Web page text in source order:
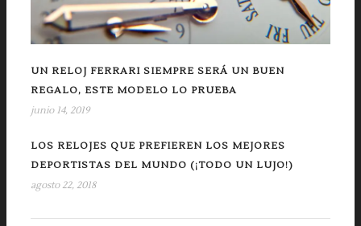
UN RELOJ FERRARI SIEMPRE SERÁ UN BUEN
REGALO, ESTE MODELO LO PRUEBA
junio 14, 2019
LOS RELOJES QUE PREFIEREN LOS MEJORES
DEPORTISTAS DEL MUNDO (¡TODO UN LUJO!)
agosto 22, 2018